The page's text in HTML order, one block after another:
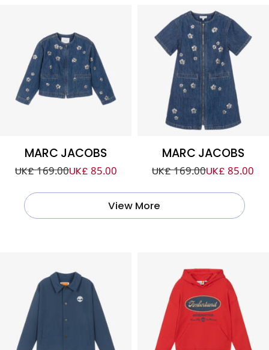
MARC JACOBS
UK£ 169.00UK£ 85.00
MARC JACOBS
UK£ 169.00UK£ 85.00
View More